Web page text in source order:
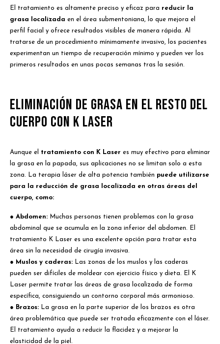
El tratamiento es altamente preciso y eficaz para reducir la
grasa localizada en el área submentoniana, lo que mejora el
perfil facial y ofrece resultados visibles de manera rápida. Al
tratarse de un procedimiento mínimamente invasivo, los pacientes
experimentan un tiempo de recuperación mínimo y pueden ver los
primeros resultados en unas pocas semanas tras la sesión.
Eliminación de Grasa en el Resto del
Cuerpo con K Laser
Aunque el tratamiento con K Laser es muy efectivo para eliminar
la grasa en la papada, sus aplicaciones no se limitan solo a esta
zona. La terapia láser de alta potencia también puede utilizarse
para la reducción de grasa localizada en otras áreas del
cuerpo, como:
● Abdomen: Muchas personas tienen problemas con la grasa
abdominal que se acumula en la zona inferior del abdomen. El
tratamiento K Laser es una excelente opción para tratar esta
área sin la necesidad de cirugía invasiva.
● Muslos y caderas: Las zonas de los muslos y las caderas
pueden ser difíciles de moldear con ejercicio físico y dieta. El K
Laser permite tratar las áreas de grasa localizada de forma
específica, consiguiendo un contorno corporal más armonioso.
● Brazos: La grasa en la parte superior de los brazos es otra
área problemática que puede ser tratada eficazmente con el láser.
El tratamiento ayuda a reducir la flacidez y a mejorar la
elasticidad de la piel.